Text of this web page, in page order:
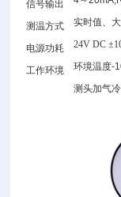
信号输出
测温方式 实时值、
电源功耗 24V DC
工作环境
环境温度-
测头加气